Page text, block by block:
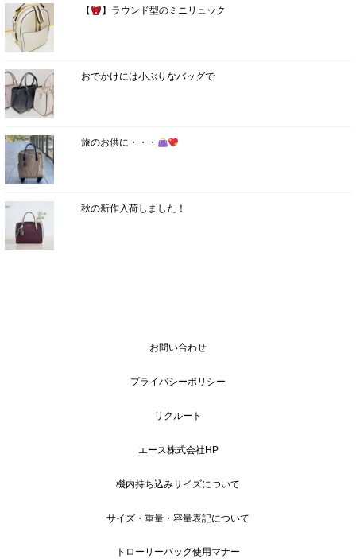
【 】ラウンド型のミニリュック
おでかけには小ぶりなバッグで
旅のお供に・・・
秋の新作入荷しました！
お問い合わせ
プライバシーポリシー
リクルート
エース株式会社HP
機内持ち込みサイズについて
サイズ・重量・容量表記について
トローリーバッグ使用マナー